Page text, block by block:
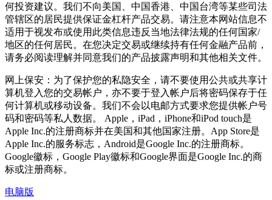
何投资建议。我们不向美国、中国香港、中国台湾等某些司法
管辖区的居民提供保证金杠杆产品交易。请注意本网站信息不
适用于视发布或使用此类信息违反当地法律法规的任何国家/
地区的任何居民。在您决定交易或继续持有任何金融产品前，
请务必阅读理解并同意我们的产品披露声明和其他相关文件。
网上保安：为了保护您的私隐安全，请不要使用公共或共享计
算机登入您的交易帐户，亦不要于登入帐户后将密码保存于任
何计算机或移动设备。我们不会以电邮方式要求您提供帐户号
码和密码等私人数据。 Apple，iPad，iPhone和iPod touch是
Apple Inc.的注册商标并在美国和其他国家注册。App Store是
Apple Inc.的服务标志，Android是Google Inc.的注册商标。
Google徽标，Google Play徽标和Google界面是Google Inc.的商
标或注册商标。
电脑版